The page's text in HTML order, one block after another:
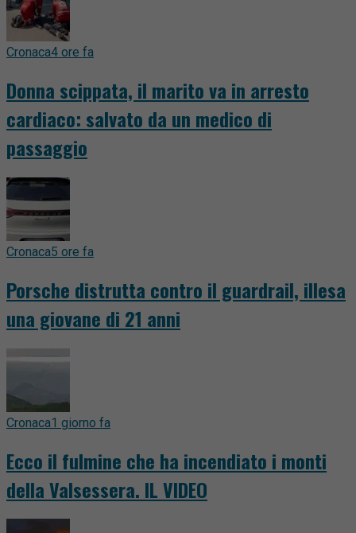
Cronaca4 ore fa
Donna scippata, il marito va in arresto
cardiaco: salvato da un medico di
passaggio
Cronaca5 ore fa
Porsche distrutta contro il guardrail, illesa
una giovane di 21 anni
Cronaca1 giorno fa
Ecco il fulmine che ha incendiato i monti
della Valsessera. IL VIDEO